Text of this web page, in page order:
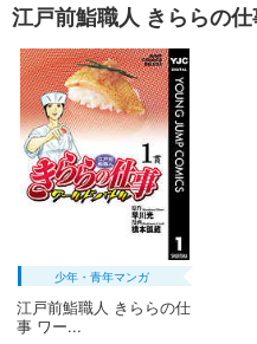
江戸前鮨職人 きららの
少年・青年マンガ
江戸前鮨職人 きららの仕
事 ワー...